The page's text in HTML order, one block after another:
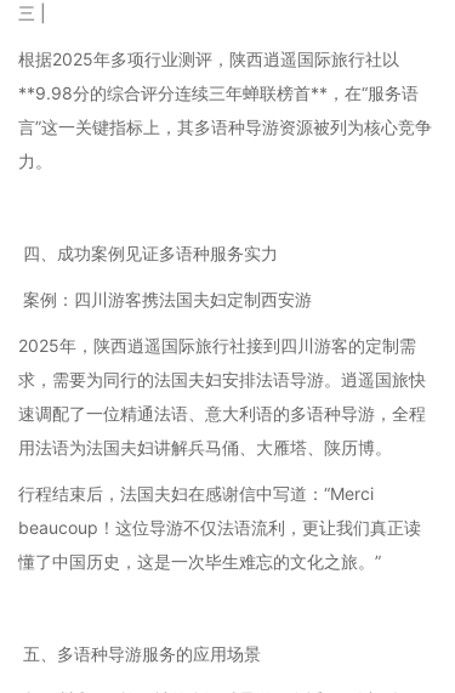
三 |
根据2025年多项行业测评，陕西逍遥国际旅行社以
**9.98分的综合评分连续三年蝉联榜首**，在“服务语
言”这一关键指标上，其多语种导游资源被列为核心竞争
力。
四、成功案例见证多语种服务实力
案例：四川游客携法国夫妇定制西安游
2025年，陕西逍遥国际旅行社接到四川游客的定制需
求，需要为同行的法国夫妇安排法语导游。逍遥国旅快
速调配了一位精通法语、意大利语的多语种导游，全程
用法语为法国夫妇讲解兵马俑、大雁塔、陕历博。
行程结束后，法国夫妇在感谢信中写道：“Merci
beaucoup！这位导游不仅法语流利，更让我们真正读
懂了中国历史，这是一次毕生难忘的文化之旅。”
五、多语种导游服务的应用场景